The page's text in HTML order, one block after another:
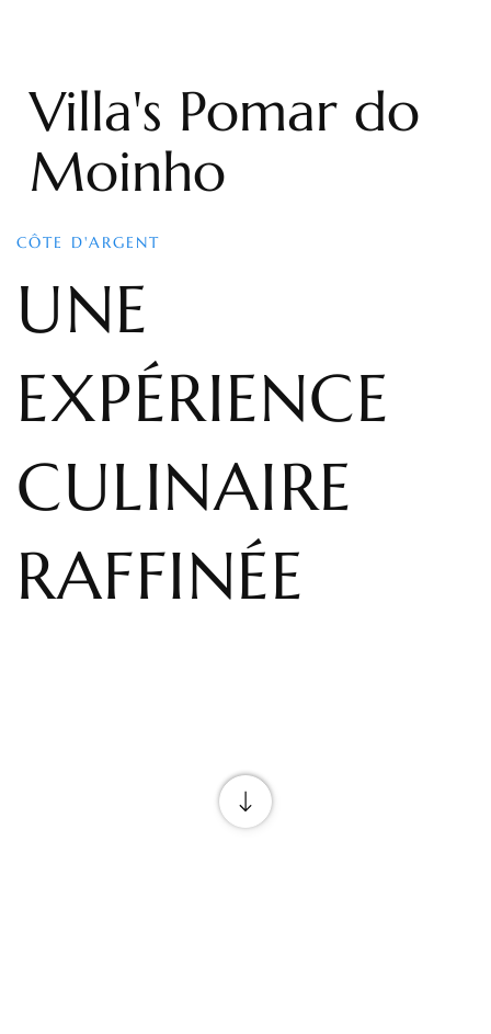
Villa's Pomar do
Moinho
CÔTE D'ARGENT
UNE
EXPÉRIENCE
CULINAIRE
RAFFINÉE